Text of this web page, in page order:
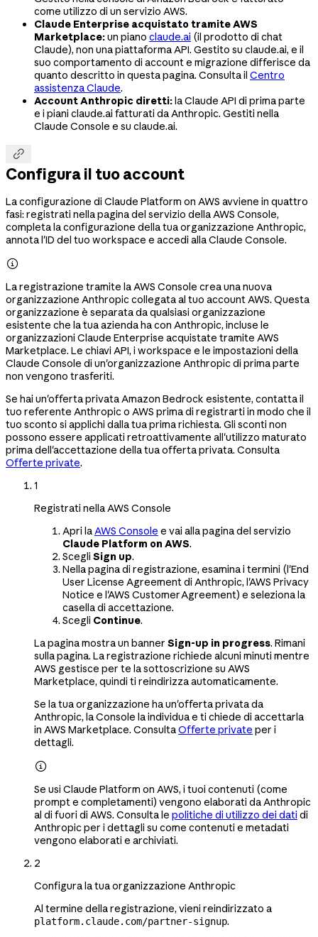
come utilizzo di un servizio AWS.
Claude Enterprise acquistato tramite AWS
Marketplace:un piano claude.ai (il prodotto di chat
Claude), non una piattaforma API. Gestito su claude.ai, e il
suo comportamento di account e migrazione differisce da
quanto descritto in questa pagina. Consulta il Centro
assistenza Claude.
Account Anthropic diretti:la Claude API di prima parte
e i piani claude.ai fatturati da Anthropic. Gestiti nella
Claude Console e su claude.ai.

Configura il tuo account
La configurazione di Claude Platform on AWS avviene in quattro
fasi: registrati nella pagina del servizio della AWS Console,
completa la configurazione della tua organizzazione Anthropic,
annota l'ID del tuo workspace e accedi alla Claude Console.

La registrazione tramite la AWS Console crea una nuova
organizzazione Anthropic collegata al tuo account AWS. Questa
organizzazione è separata da qualsiasi organizzazione
esistente che la tua azienda ha con Anthropic, incluse le
organizzazioni Claude Enterprise acquistate tramite AWS
Marketplace. Le chiavi API, i workspace e le impostazioni della
Claude Console di un'organizzazione Anthropic di prima parte
non vengono trasferiti.
Se hai un'offerta privata Amazon Bedrock esistente, contatta il
tuo referente Anthropic o AWS prima di registrarti in modo che il
tuo sconto si applichi dalla tua prima richiesta. Gli sconti non
possono essere applicati retroattivamente all'utilizzo maturato
prima dell'accettazione della tua offerta privata. Consulta
Offerte private.
1
Registrati nella AWS Console
Apri laAWS Console e vai alla pagina del servizio
Claude Platform on AWS.
Scegli Sign up.
Nella pagina di registrazione, esamina i termini (l'End
User License Agreement di Anthropic, l'AWS Privacy
Notice e l'AWS Customer Agreement) e seleziona la
casella di accettazione.
Scegli Continue.
La pagina mostra un banner Sign-up in progress. Rimani
sulla pagina. La registrazione richiede alcuni minuti mentre
AWS gestisce per te la sottoscrizione su AWS
Marketplace, quindi ti reindirizza automaticamente.
Se la tua organizzazione ha un'offerta privata da
Anthropic, la Console la individua e ti chiede di accettarla
in AWS Marketplace. ConsultaOfferte private per i
dettagli.

Se usi Claude Platform on AWS, i tuoi contenuti (come
prompt e completamenti) vengono elaborati da Anthropic
al di fuori di AWS. Consulta le politiche di utilizzo dei dati di
Anthropic per i dettagli su come contenuti e metadati
vengono elaborati e archiviati.
2
Configura la tua organizzazione Anthropic
Al termine della registrazione, vieni reindirizzato a
platform.claude.com/partner-signup.